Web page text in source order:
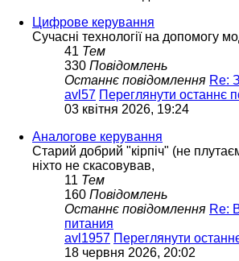
Цифрове керування
Сучасні технології на допомогу
41 Тем
330 Повідомлень
Останнє повідомлення Re:
avl57 Переглянути останнє
03 квітня 2026, 19:24
Аналогове керування
Старий добрий "кірпіч" (не
ніхто не скасовував,
11 Тем
160 Повідомлень
Останнє повідомлення Re:
питания
avl1957 Переглянути
18 червня 2026, 20:02